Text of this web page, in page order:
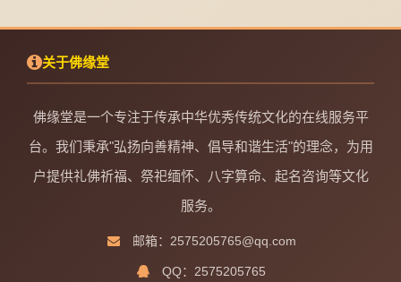
关于佛缘堂
佛缘堂是一个专注于传承中华优秀传统文化的在线服务平
台。我们秉承"弘扬向善精神、倡导和谐生活"的理念，为用
户提供礼佛祈福、祭祀缅怀、八字算命、起名咨询等文化
服务。
邮箱：2575205765@qq.com
QQ：2575205765